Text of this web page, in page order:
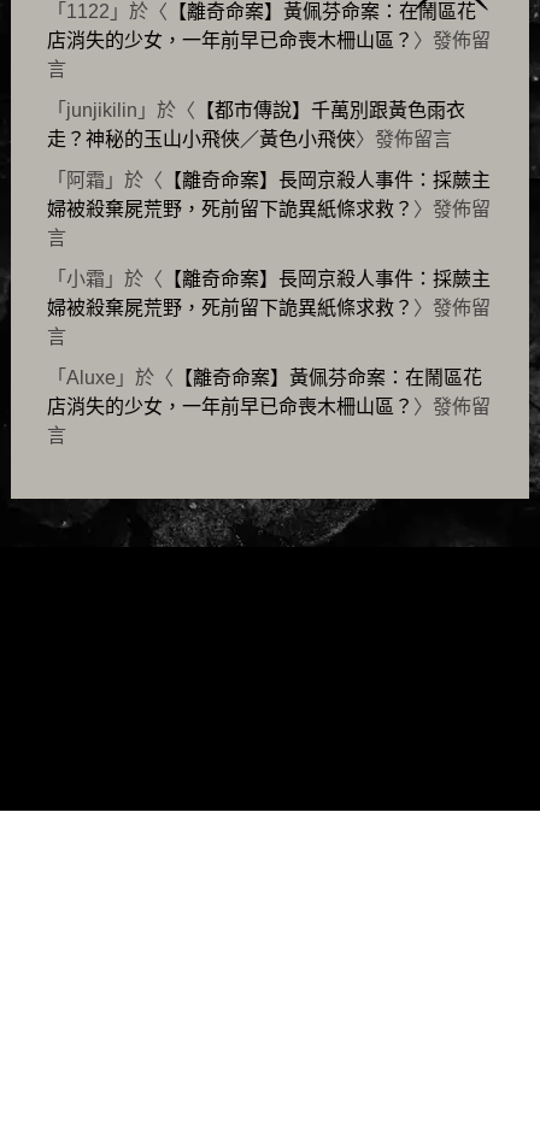
「 1122 」於〈 【離奇命案】黃佩芬命案：在鬧區花
店消失的少女，一年前早已命喪木柵山區？ 〉發佈留
言
「 junjikilin 」於〈 【都市傳說】千萬別跟黃色雨衣
走？神秘的玉山小飛俠／黃色小飛俠〉發佈留言
「 阿霜 」於〈 【離奇命案】長岡京殺人事件：採蕨主
婦被殺棄屍荒野，死前留下詭異紙條求救？ 〉發佈留
言
「 小霜 」於〈 【離奇命案】長岡京殺人事件：採蕨主
婦被殺棄屍荒野，死前留下詭異紙條求救？ 〉發佈留
言
「 Aluxe 」於〈 【離奇命案】黃佩芬命案：在鬧區花
店消失的少女，一年前早已命喪木柵山區？ 〉發佈留
言